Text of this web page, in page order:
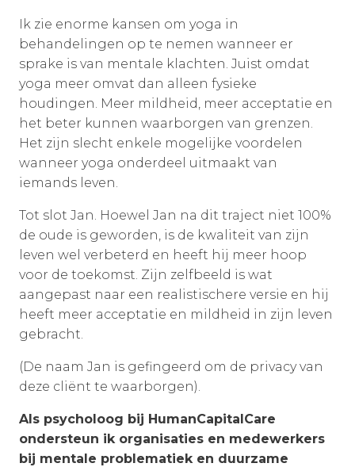
Ik zie enorme kansen om yoga in
behandelingen op te nemen wanneer er
sprake is van mentale klachten. Juist omdat
yoga meer omvat dan alleen fysieke
houdingen. Meer mildheid, meer acceptatie en
het beter kunnen waarborgen van grenzen.
Het zijn slecht enkele mogelijke voordelen
wanneer yoga onderdeel uitmaakt van
iemands leven.
Tot slot Jan. Hoewel Jan na dit traject niet 100%
de oude is geworden, is de kwaliteit van zijn
leven wel verbeterd en heeft hij meer hoop
voor de toekomst. Zijn zelfbeeld is wat
aangepast naar een realistischere versie en hij
heeft meer acceptatie en mildheid in zijn leven
gebracht.
(De naam Jan is gefingeerd om de privacy van
deze cliënt te waarborgen).
Als psycholoog bij HumanCapitalCare
ondersteun ik organisaties en medewerkers
bij mentale problematiek en duurzame